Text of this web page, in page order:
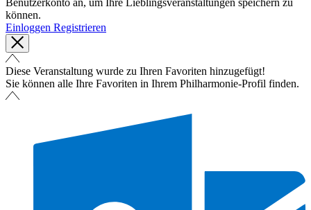
Benutzerkonto an, um Ihre Lieblingsveranstaltungen speichern zu
können.
Einloggen Registrieren
Diese Veranstaltung wurde zu Ihren Favoriten hinzugefügt!
Sie können alle Ihre Favoriten in Ihrem Philharmonie-Profil finden.